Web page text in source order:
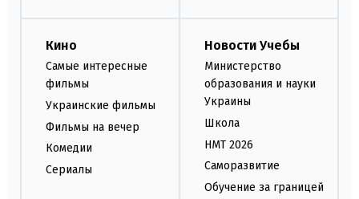
Кино
Самые интересные
фильмы
Украинские фильмы
Фильмы на вечер
Комедии
Сериалы
Новости Учебы
Министерство
образования и науки
Украины
Школа
НМТ 2026
Саморазвитие
Обучение за границей